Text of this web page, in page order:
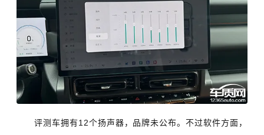
评测车拥有12个扬声器，品牌未公布。不过软件方面，